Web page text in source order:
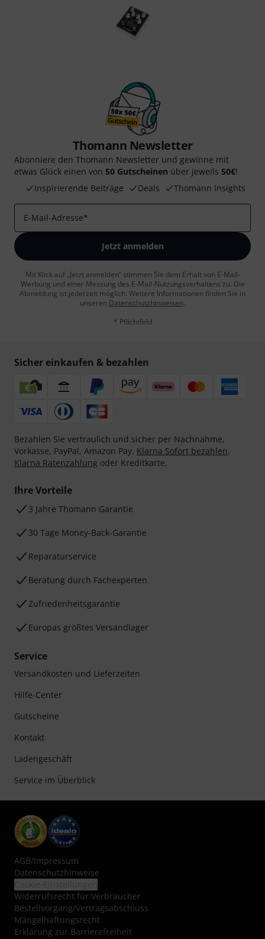
Thomann Newsletter
Abonniere den Thomann Newsletter und gewinne mit
etwas Glück einen von 50 Gutscheinen über jeweils 50€!
Inspirierende Beiträge
Deals Thomann Insights
E-Mail-Adresse*
Jetzt anmelden
Mit Klick auf „Jetzt anmelden“ stimmen Sie dem Erhalt von E-Mail-
Werbung und einer Messung des E-Mail-Nutzungsverhaltens zu. Die
Abmeldung ist jederzeit möglich. Weitere Informationen finden Sie in
unseren Datenschutzhinweisen.
* Pflichtfeld
Sicher einkaufen & bezahlen
Bezahlen Sie vertraulich und sicher per Nachnahme,
Vorkasse, PayPal, Amazon Pay, Klarna Sofort bezahlen,
Klarna Ratenzahlung oder Kreditkarte.
Ihre Vorteile
3 Jahre Thomann Garantie
30 Tage Money-Back-Garantie
Reparaturservice
Beratung durch Fachexperten
Zufriedenheitsgarantie
Europas größtes Versandlager
Service
Versandkosten und Lieferzeiten
Hilfe-Center
Gutscheine
Kontakt
Ladengeschäft
Service im Überblick
AGB/Impressum
Datenschutzhinweise
Widerrufsrecht für Verbraucher
Bestellvorgang/Vertragsabschluss
Mängelhaftungsrecht
Erklärung zur Barrierefreiheit